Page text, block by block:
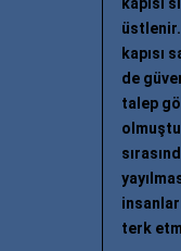
kapısı
üstlenir.
kapısı
de
talep
terk